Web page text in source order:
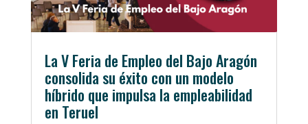
La V Feria de Empleo del Bajo Aragón
consolida su éxito con un modelo
híbrido que impulsa la empleabilidad
en Teruel